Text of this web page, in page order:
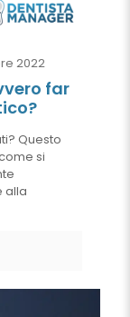
2022
far
Questo
si
alla